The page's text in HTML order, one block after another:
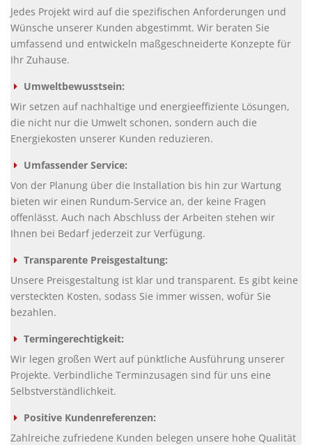
Jedes Projekt wird auf die spezifischen Anforderungen und
Wünsche unserer Kunden abgestimmt. Wir beraten Sie
umfassend und entwickeln maßgeschneiderte Konzepte für
Ihr Zuhause.
Umweltbewusstsein:
Wir setzen auf nachhaltige und energieeffiziente Lösungen,
die nicht nur die Umwelt schonen, sondern auch die
Energiekosten unserer Kunden reduzieren.
Umfassender Service:
Von der Planung über die Installation bis hin zur Wartung
bieten wir einen Rundum-Service an, der keine Fragen
offenlässt. Auch nach Abschluss der Arbeiten stehen wir
Ihnen bei Bedarf jederzeit zur Verfügung.
Transparente Preisgestaltung:
Unsere Preisgestaltung ist klar und transparent. Es gibt keine
versteckten Kosten, sodass Sie immer wissen, wofür Sie
bezahlen.
Termingerechtigkeit:
Wir legen großen Wert auf pünktliche Ausführung unserer
Projekte. Verbindliche Terminzusagen sind für uns eine
Selbstverständlichkeit.
Positive Kundenreferenzen:
Zahlreiche zufriedene Kunden belegen unsere hohe Qualität